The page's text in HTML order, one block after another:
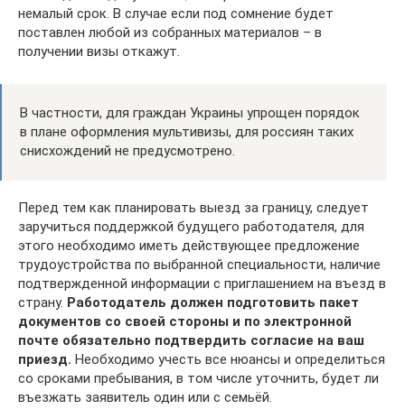
немалый срок. В случае если под сомнение будет
поставлен любой из собранных материалов – в
получении визы откажут.
В частности, для граждан Украины упрощен порядок
в плане оформления мультивизы, для россиян таких
снисхождений не предусмотрено.
Перед тем как планировать выезд за границу, следует
заручиться поддержкой будущего работодателя, для
этого необходимо иметь действующее предложение
трудоустройства по выбранной специальности, наличие
подтвержденной информации с приглашением на въезд в
страну. Работодатель должен подготовить пакет
документов со своей стороны и по электронной
почте обязательно подтвердить согласие на ваш
приезд. Необходимо учесть все нюансы и определиться
со сроками пребывания, в том числе уточнить, будет ли
въезжать заявитель один или с семьёй.